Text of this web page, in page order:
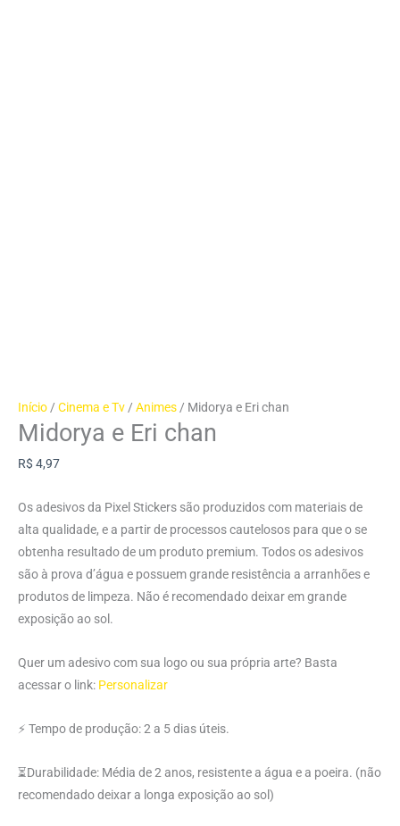
Início/ Cinema e Tv/ Animes/ Midorya e Eri chan
Midorya e Eri chan
R$ 4,97
Os adesivos da Pixel Stickers são produzidos com materiais de
alta qualidade, e a partir de processos cautelosos para que o se
obtenha resultado de um produto premium. Todos os adesivos
são à prova d’água e possuem grande resistência a arranhões e
produtos de limpeza. Não é recomendado deixar em grande
exposição ao sol.
Quer um adesivo com sua logo ou sua própria arte? Basta
acessar o link: Personalizar
⚡ Tempo de produção: 2 a 5 dias úteis.
⏳Durabilidade: Média de 2 anos, resistente a água e a poeira. (não
recomendado deixar a longa exposição ao sol)